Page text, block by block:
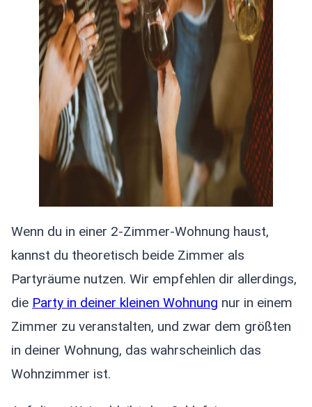
Wenn du in einer 2-Zimmer-Wohnung haust,
kannst du theoretisch beide Zimmer als
Partyräume nutzen. Wir empfehlen dir allerdings,
die Party in deiner kleinen Wohnung nur in einem
Zimmer zu veranstalten, und zwar dem größten
in deiner Wohnung, das wahrscheinlich das
Wohnzimmer ist.